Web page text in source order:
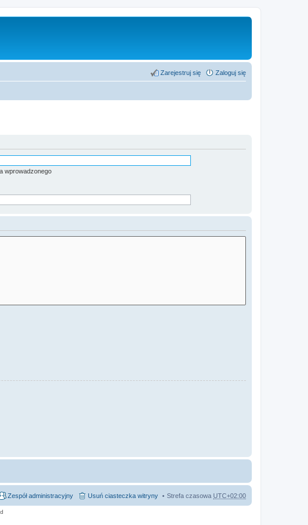
Zaloguj się
Zarejestruj się
wprowadzonego
Strefa czasowa UTC+02:00
Usuń ciasteczka witryny
Zespół administracyjny